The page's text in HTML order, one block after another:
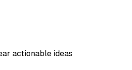
actionable ideas